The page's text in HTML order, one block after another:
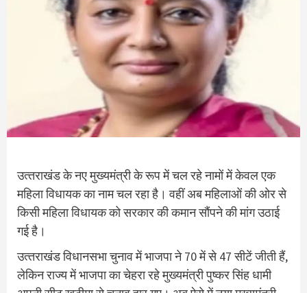
उत्‍तराखंड के नए मुख्‍यमंत्री के रूप में चल रहे नामों में केवल एक
महिला विधायक का नाम चल रहा है। वहीं अब महिलाओं की ओर से
किसी महिला विधायक को सरकार की कमान सौंपने की मांग उठाई
गई है।
उत्‍तराखंड विधानसभा चुनाव में भाजपा ने 70 में से 47 सीटें जीती हैं,
लेकिन राज्य में भाजपा का चेहरा रहे मुख्यमंत्री पुष्कर सिंह धामी